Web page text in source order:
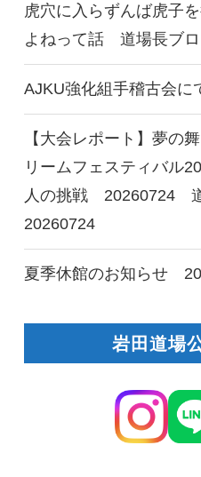
虎穴に入らずんば虎子
よねって話 道場長ブ
AJKU強化組手稽古会
【大会レポート】夢の
リームフェスティバル
人の挑戦 20260724
20260724
夏季休館のお知らせ
岩田道場